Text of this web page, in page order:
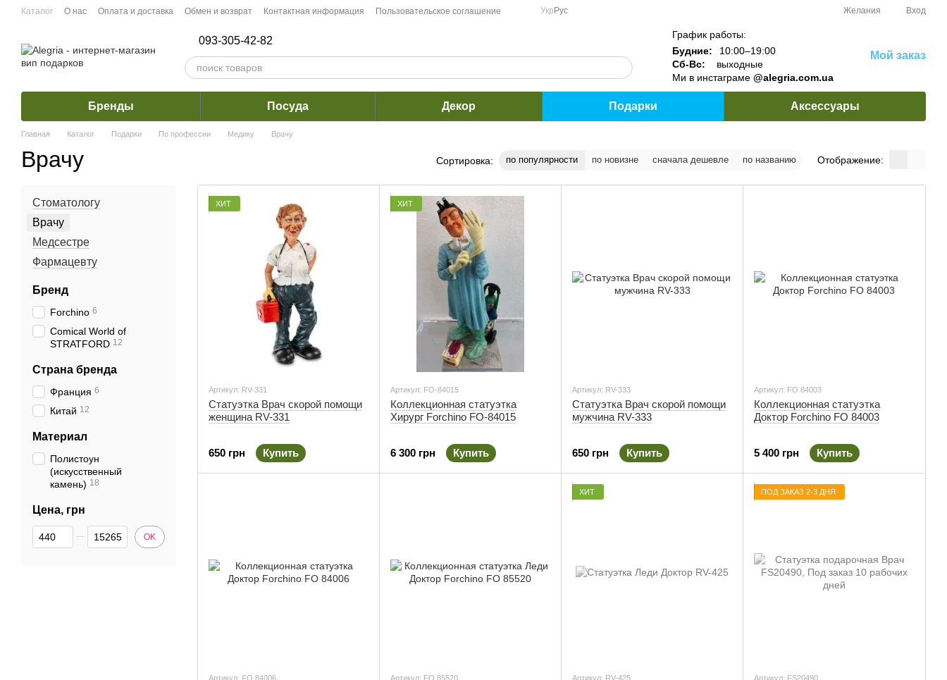
Перейти к основному контенту
Каталог О нас Оплата и доставка Обмен и возврат Контактная информация Пользовательское соглашение Укр Рус Желания Вход
093-305-42-82
График работы:
Будние:
10:00–19:00
Сб-Вс:
выходные
Ми в инстаграме @alegria.com.ua
Мой заказ
Бренды Посуда Декор Подарки Аксессуары
Главная Каталог Подарки По профессии Медику Врачу
Врачу Сортировка: по популярности по новизне сначала дешевле по названию Отображение:
ХИТ
Артикул: RV-331
Статуэтка Врач скорой помощи
женщина RV-331
650 грн Купить
ХИТ
Артикул: FO-84015
Коллекционная статуэтка
Хирург Forchino FO-84015
6 300 грн Купить
Артикул: RV-333
Статуэтка Врач скорой помощи
мужчина RV-333
650 грн Купить
Артикул: FO 84003
Коллекционная статуэтка
Доктор Forchino FO 84003
5 400 грн Купить
Артикул: FO 84006 Артикул: FO 85520
ХИТ
Артикул: RV-425
ПОД ЗАКАЗ 2-3 ДНЯ
Артикул: FS20490
Стоматологу
Врачу
Медсестре
Фармацевту
Бренд
Forchino 6
Comical World of
STRATFORD 12
Страна бренда
Франция 6
Китай 12
Материал
Полистоун
(искусственный
камень) 18
Цена, грн
От Цена, грн
До Цена, грн OK